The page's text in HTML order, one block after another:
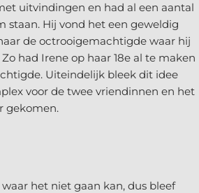
uitvindingen en had al een aantal
staan. Hij vond het een geweldig
de octrooigemachtigde waar hij
had Irene op haar 18e al te maken
Uiteindelijk bleek dit idee
voor de twee vriendinnen en het
gekomen.
het niet gaan kan, dus bleef